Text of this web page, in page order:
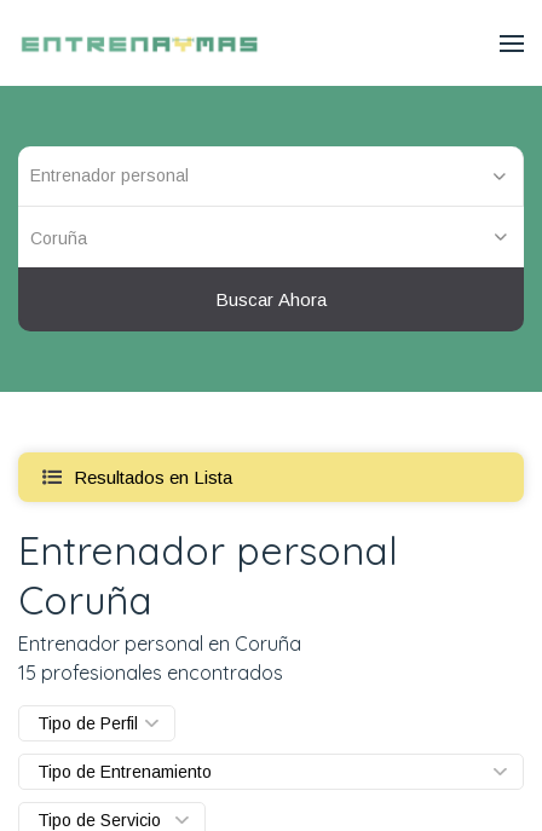
Coruña
Buscar Ahora
Resultados en Lista
Entrenador personal
Coruña
Entrenador personal en Coruña
15 profesionales encontrados
Tipo de Perfil
Tipo de Entrenamiento
Tipo de Servicio